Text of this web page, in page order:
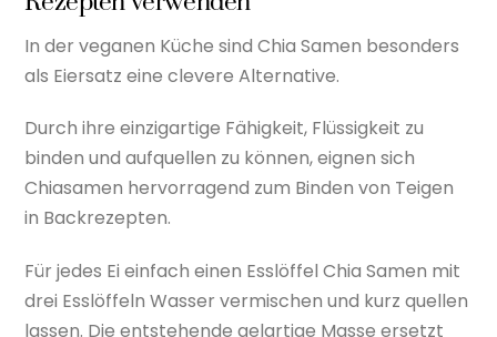
In der veganen Küche sind Chia Samen besonders
als Eiersatz eine clevere Alternative.
Durch ihre einzigartige Fähigkeit, Flüssigkeit zu
binden und aufquellen zu können, eignen sich
Chiasamen hervorragend zum Binden von Teigen
in Backrezepten.
Für jedes Ei einfach einen Esslöffel Chia Samen mit
drei Esslöffeln Wasser vermischen und kurz quellen
lassen. Die entstehende gelartige Masse ersetzt